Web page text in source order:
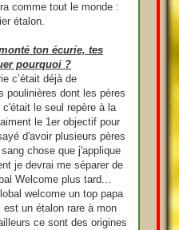
comme tout le monde :
étalon.
ton écurie, tes
pourquoi ?
c’était déjà de
poulinières dont les pères
le seul repère à la
le 1er objectif pour
d'avoir plusieurs pères
chose que j'applique
je devrai me séparer de
Welcome plus tard...
welcome un top papa
un étalon rare à mon
ce sont des origines